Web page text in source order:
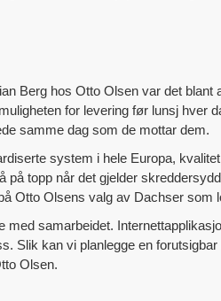
Berg hos Otto Olsen var det
for levering før lunsj hver
samme dag som de mottar dem.
system i hele Europa,
på topp når det gjelder
Otto Olsens valg av Dachser som
med samarbeidet.
Slik kan vi planlegge en
Olsen.